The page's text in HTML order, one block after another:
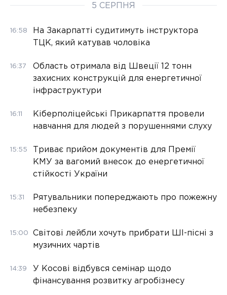
5 СЕРПНЯ
16:58
На Закарпатті судитимуть інструктора
ТЦК, який катував чоловіка
16:37
Область отримала від Швеції 12 тонн
захисних конструкцій для енергетичної
інфраструктури
16:11
Кіберполіцейські Прикарпаття провели
навчання для людей з порушеннями слуху
15:55
Триває прийом документів для Премії
КМУ за вагомий внесок до енергетичної
стійкості України
15:31
Рятувальники попереджають про пожежну
небезпеку
15:00
Світові лейбли хочуть прибрати ШІ-пісні з
музичних чартів
14:39
У Косові відбувся семінар щодо
фінансування розвитку агробізнесу